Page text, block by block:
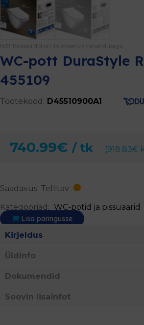
NB! Tootepildid on illustreeriva tähendusega
WC-pott DuraStyle
455109
Tootekood: D45510900A1
740.99€ / tk (918.83€
Saadavus: Tellitav
Kategooriad: WC-potid ja pissuaarid
Lisa päringusse
Kirjeldus
Üldinfo
Dokumendid
Soovin lisainfot